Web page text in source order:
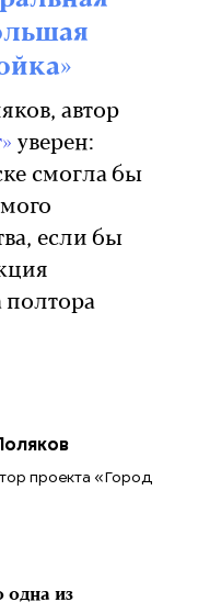
автор
уверен:
смогла бы
если бы
проекта «Город
из